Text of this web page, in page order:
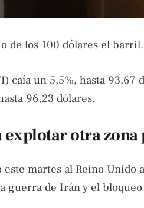
de los 100 dólares el barril.
caía un 5,5%, hasta
96,23 dólares.
explotar otra
martes al Reino Unido
de Irán y el